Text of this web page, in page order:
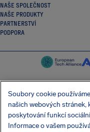
NAŠE SPOLEČNOST
NAŠE PRODUKTY
PARTNERSTVÍ
PODPORA
STÁHNĚTE
Soubory cookie
našich webových stránek,
poskytování funkcí
Informace o vašem